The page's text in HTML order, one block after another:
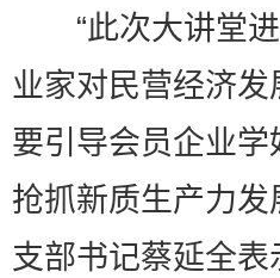
“此次大讲堂进
业家对民营经济
要引导会员企业
抢抓新质生产力发
支部书记蔡延全表